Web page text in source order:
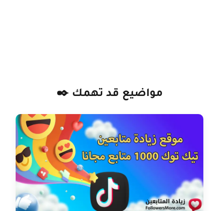
مواضيع قد تهمك ✒️